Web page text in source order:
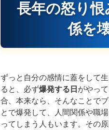
長年の怒り
係を
ずっと自分の感情に蓋をして
ると、必ず爆発する日 がやっ
合、本来なら、そんなことで
とで爆発して、人間関係や職
ってしまう人もいます。その原